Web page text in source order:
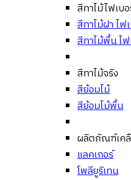
สีทาไม้ไฟเบ
สีทาไม้ฝา ไฟ
สีทาไม้พื้น ไ
สีทาไม้จริง
สีย้อมไม้
สีย้อมไม้พื้น
ผลิตภัณฑ์เคลื
แลคเกอร์
โพลียูริเทน